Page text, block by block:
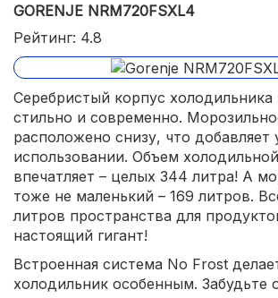
GORENJE NRM720FSXL4
Рейтинг: 4.8
Серебристый корпус холодильника
стильно и современно.
расположено снизу, что добавляет
использовании. Объем
впечатляет – целых 344 литра! А
тоже не маленький – 169 литров.
литров пространства для
настоящий гигант!
Встроенная система No Frost
холодильник особенным. Забудьте